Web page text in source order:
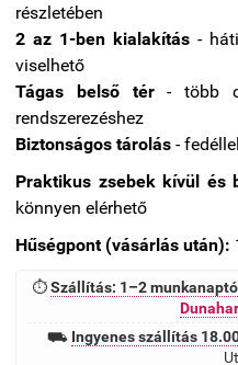
részletében
2 az 1-ben kialakítás -
viselhető
Tágas belső tér- több
rendszerezéshez
Biztonságos tárolás -
Praktikus zsebek kívül és
könnyen elérhető
Hűségpont (vásárlás után):
⏱Szállítás: 1–2
⛟ Ingyenes szállítás